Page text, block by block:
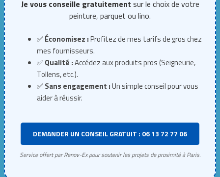
Je vous conseille gratuitement sur le choix de votre
peinture, parquet ou lino.
✅Économisez :Profitez de mes tarifs de gros chez
mes fournisseurs.
✅Qualité :Accédez aux produits pros (Seigneurie,
Tollens, etc.).
✅Sans engagement :Un simple conseil pour vous
aider à réussir.
DEMANDER UN CONSEIL GRATUIT : 06 13 72 77 06
Service offert par Renov-Ex pour soutenir les projets de proximité à Paris.